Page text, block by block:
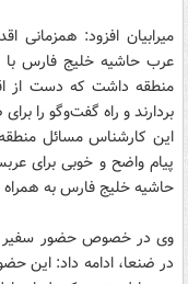
میرابیان افزود: همزمانی
عرب حاشیه خلیج فارس با
منطقه داشت که دست از
بردارند و راه گفت‌وگو را
این کارشناس مسائل
پیام واضح و خوبی برای
حاشیه خلیج فارس به
وی در خصوص حضور سفیر
در ضنعا، ادامه داد: این